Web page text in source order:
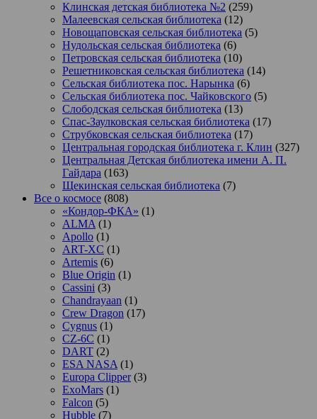
Клинская детская библиотека №2 (259)
Малеевская сельская библиотека (12)
Новощаповская сельская библиотека (5)
Нудольская сельская библиотека (6)
Петровская сельская библиотека (10)
Решетниковская сельская библиотека (14)
Сельская библиотека пос. Нарынка (6)
Сельская библиотека пос. Чайковского (5)
Слободская сельская библиотека (13)
Спас-Заулковская сельская библиотека (17)
Струбковская сельская библиотека (17)
Центральная городская библиотека г. Клин (327)
Центральная Детская библиотека имени А. П.
Гайдара (163)
Щекинская сельская библиотека (7)
Все о космосе (808)
«Кондор-ФКА» (1)
ALMA (1)
Apollo (1)
ART-XC (1)
Artemis (6)
Blue Origin (1)
Cassini (3)
Chandrayaan (1)
Crew Dragon (17)
Cygnus (1)
CZ-6C (1)
DART (2)
ESA NASA (1)
Europa Clipper(3)
ExoMars (1)
Falcon (5)
Hubble (7)